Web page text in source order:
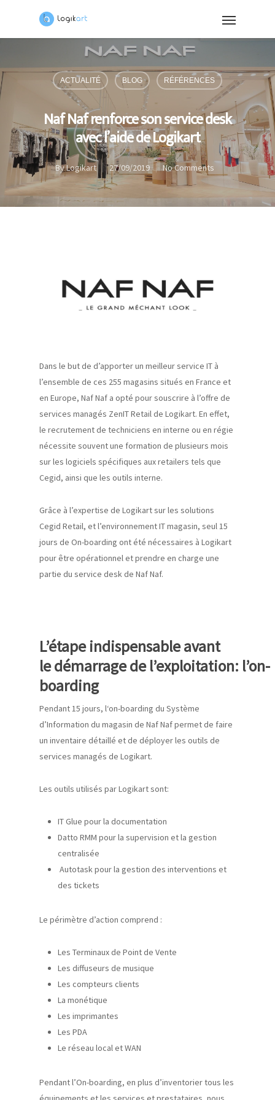
ACTUALITÉ BLOG RÉFÉRENCES
Naf Naf renforce son service desk
avec l’aide de Logikart
ByLogikart 27/09/2019 No Comments
Dans le but de d’apporter un meilleur service IT à
l’ensemble de ces 255 magasins situés en France et
en Europe, NafNaf a opté poursouscrire à l’offre de
services managés ZenITRetailde Logikart. En effet,
le recrutement de techniciens en interne ou en régie
nécessite souvent une formation de plusieurs mois
sur les logiciels spécifiques auxretailers tels que
Cegid, ainsi que les outils interne.
Grâce à l’expertise de Logikartsur les solutions
Cegid Retail, et l’environnement IT magasin, seul 15
jours de On-boarding ont été nécessaires à Logikart
pour être opérationnel et prendre en charge une
partie du service desk de NafNaf.
L’étape indispensable avant
ledémarragede l’exploitation: l’on-
boarding
Pendant 15 jours, l‘on-boarding du Système
d’Information du magasin de NafNafpermet de faire
un inventaire détaillé et de déployer les outils de
services managés de Logikart.
Les outils utilisés parLogikartsont:
IT Glue pour la documentation
Datto RMM pour la supervision et la gestion
centralisée
Autotaskpour la gestion des interventions et
des tickets
Le périmètre d’action comprend :
Les Terminaux de Point de Vente
Les diffuseurs de musique
Les compteurs clients
La monétique
Les imprimantes
Les PDA
Le réseau local et WAN
Pendant l’On-boarding, en plus d’inventorier tous les